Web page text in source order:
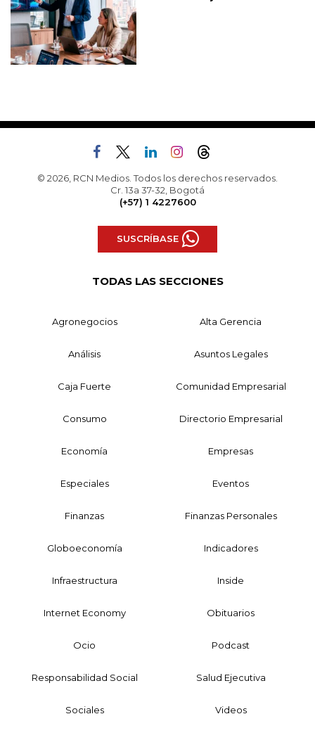
© 2026, RCN Medios. Todos los derechos reservados.
Cr. 13a 37-32, Bogotá
(+57) 1 4227600
SUSCRÍBASE
TODAS LAS SECCIONES
Agronegocios Alta Gerencia
Análisis Asuntos Legales
Caja Fuerte Comunidad Empresarial
Consumo Directorio Empresarial
Economía Empresas
Especiales Eventos
Finanzas Finanzas Personales
Globoeconomía Indicadores
Infraestructura Inside
Internet Economy Obituarios
Ocio Podcast
Responsabilidad Social Salud Ejecutiva
Sociales Videos